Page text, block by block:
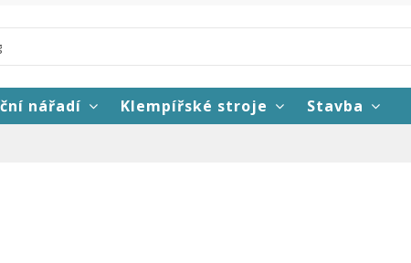
nářadí Klempířské stroje Stavba